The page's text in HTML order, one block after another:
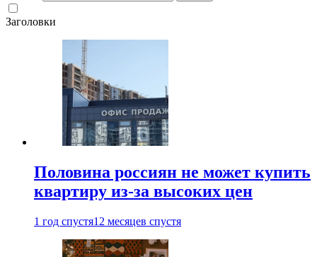
Заголовки
Половина россиян не может купить
квартиру из-за высоких цен
1 год спустя12 месяцев спустя